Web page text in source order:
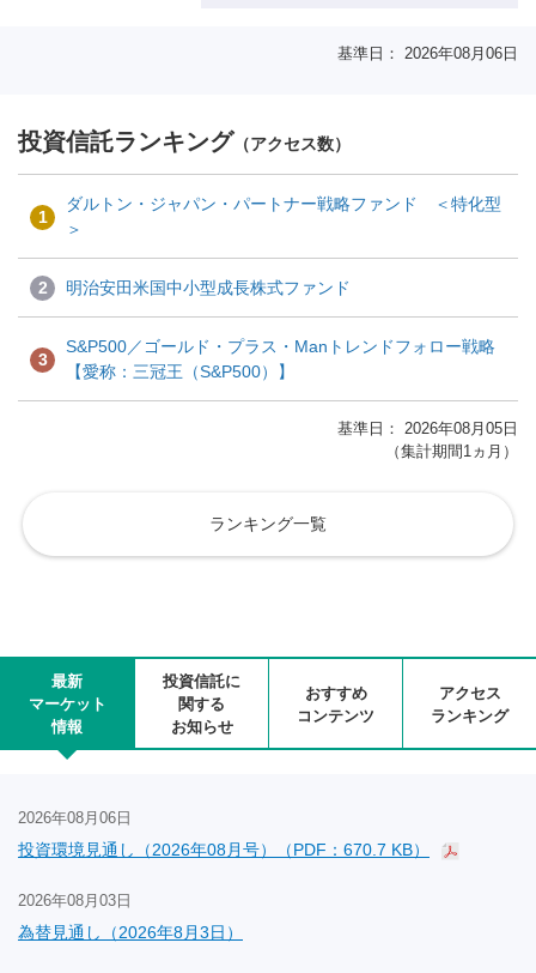
基準日： 2026年08月06日
投資信託ランキング （アクセス数）
1
ダルトン・ジャパン・パートナー戦略ファンド ＜特化型
＞
2 明治安田米国中小型成長株式ファンド
3
S&P500／ゴールド・プラス・Manトレンドフォロー戦略
【愛称：三冠王（S&P500）】
基準日： 2026年08月05日
（集計期間1ヵ月）
ランキング一覧
最新
マーケット
情報
投資信託に
関する
お知らせ
おすすめ
コンテンツ
アクセス
ランキング
2026年08月06日
投資環境見通し（2026年08月号）（PDF：670.7 KB）
2026年08月03日
為替見通し（2026年8月3日）